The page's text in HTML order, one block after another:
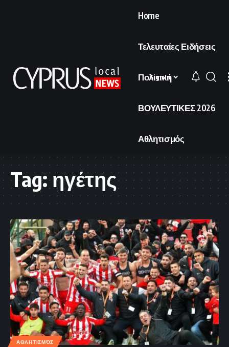
Home
Τελευταίες Ειδήσεις
Πολιτική
ΒΟΥΛΕΥΤΙΚΕΣ 2026
Αθλητισμός
Sign In
Tag:ηγέτης
ΑΘΛΗΤΙΣΜΌΣ